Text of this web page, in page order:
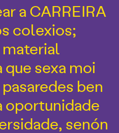
a CARREIRA
colexios;
que sexa moi
ben
oportunidade
senón